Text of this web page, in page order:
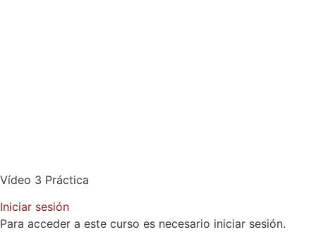
Vídeo 3 Práctica
Iniciar sesión
Para acceder a este curso es necesario iniciar sesión.